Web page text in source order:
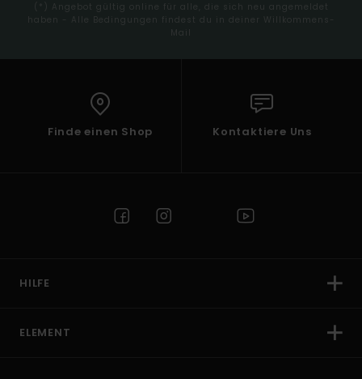
(*) Angebot gültig online für alle, die sich neu angemeldet
haben - Alle Bedingungen findest du in deiner Willkommens-
Mail
Finde einen Shop Kontaktiere Uns
HILFE
ELEMENT